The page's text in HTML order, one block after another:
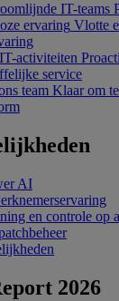
IT-teams
ervaring Vlotte
activiteiten
service
team Klaar om
AI
en controle op
2026